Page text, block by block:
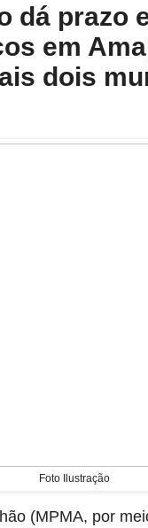
dá prazo
em
dois
Foto Ilustração
(MPMA, por